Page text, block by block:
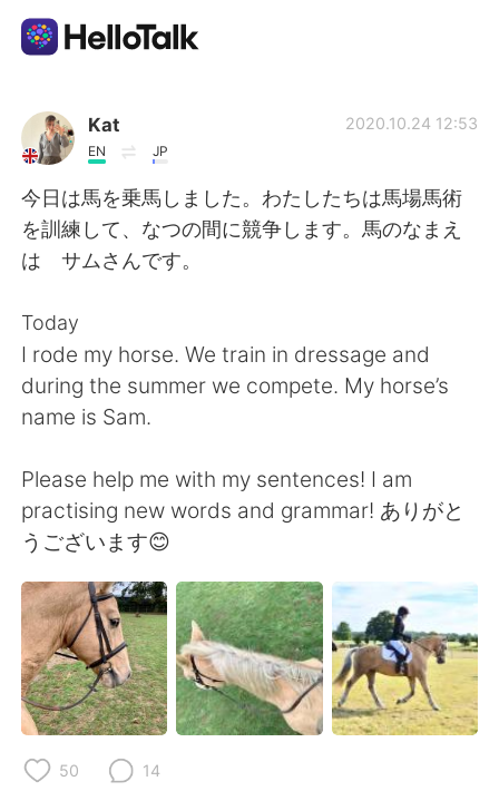
Aplicación de intercambio de idiomas
AI Grammar Checker
Español
English
繁體中文 العربية
日本語 한국어
Indonesia Italiano
Türkçe Tiếng Việt
Português
Kat
EN JP
2020.10.24 12:53
今日は馬を乗馬しました。わたしたちは馬場馬術
を訓練して、なつの間に競争します。馬のなまえ
は サムさんです。
Today
I rode my horse. We train in dressage and
during the summer we compete. My horse’s
name is Sam.
Please help me with my sentences! I am
practising new words and grammar! ありがと
うございます😊
50 14